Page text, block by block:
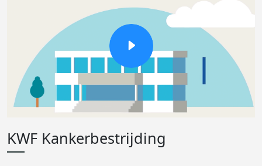
KWF Kankerbestrijding